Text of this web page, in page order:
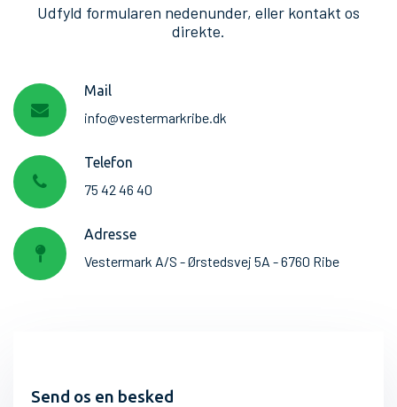
Udfyld formularen nedenunder, eller kontakt os
direkte.
Mail
info@vestermarkribe.dk
Telefon
75 42 46 40
Adresse
Vestermark A/S - Ørstedsvej 5A - 6760 Ribe
Send os en besked